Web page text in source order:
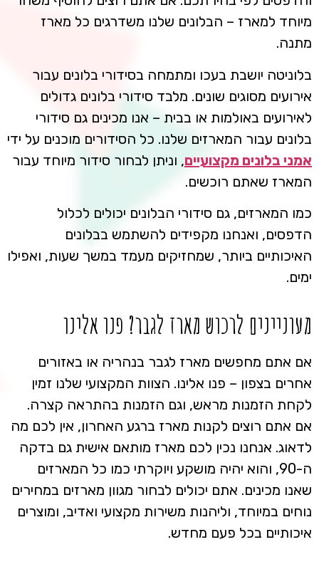
מיוחד למארז – הבלונים שלנו משדרגים כל מארז
מתנה.
בלוניטה יושבת בעכו ומתמחה בסידורי בלונים עבור
אירועים מסוגים שונים. מלבד סידורי בלונים גדולים
לאירועים באולמות או בבית – אנו מכינים גם סידורי
בלונים עבור המארזים שלנו. כל הסידורים מוכנים על ידי
אמני בלונים מקצועיים, וניתן לבחור סידור מיוחד עבור
המארז שאתם רוכשים.
כמו המארזים, גם סידורי הבלונים יכולים לכלול
הדפסים, ואנחנו מקפידים להשתמש בבלונים
האיכותיים ביותר, שמחזיקים מעמד במשך שעות, ואפילו
ימים.
מעוניינים לרכוש מארז לגבר? פנו אלינו
אם אתם מחפשים מארז לגבר בנהריה או באזורים
אחרים בצפון – פנו אלינו. הצוות המקצועי שלנו זמין
לקחת הזמנות מראש, וגם הזמנות בהתראה קצרה.
אם אתם רוצים לקנות מארז ברגע האחרון, אין לכם מה
לדאוג. אנחנו נכין לכם מארז מותאם אישית גם בדקה
ה-90, והוא יהיה מושקע ויוקרתי כמו כל המארזים
שאנו מכינים. אתם יכולים לבחור מגוון מארזים במחירים
נוחים במיוחד, וליהנות משירות מקצועי ואדיב, ומוצרים
איכותיים בכל פעם מחדש.